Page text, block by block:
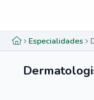
Especialidades